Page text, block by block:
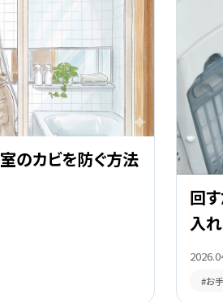
のカビを防ぐ方法
回
入
#お